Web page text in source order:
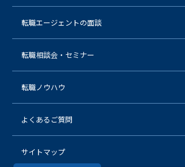
転職エージェントの面談
転職相談会・セミナー
転職ノウハウ
よくあるご質問
サイトマップ